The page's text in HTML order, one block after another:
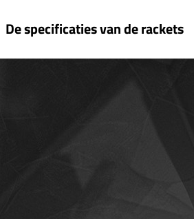
De specificaties van de rackets